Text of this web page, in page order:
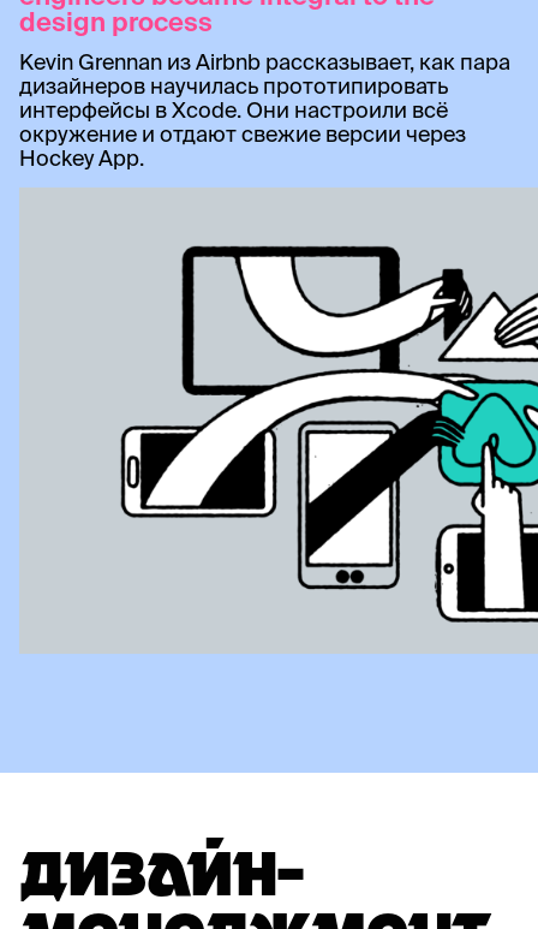
ДИЗАЙН-
design process
Kevin Grennan из Airbnb рассказывает, как пара
дизайнеров научилась прототипировать
интерфейсы в Xcode. Они настроили всё
окружение и отдают свежие версии через
Hockey App.